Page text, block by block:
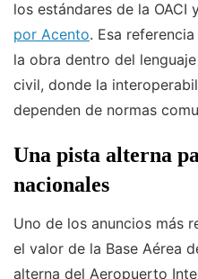
los estándares de la OACI
por Acento. Esa
la obra dentro del
civil, donde la
dependen de normas
Una pista alterna
nacionales
Uno de los anuncios más
el valor de la Base Aérea
alterna del Aeropuerto